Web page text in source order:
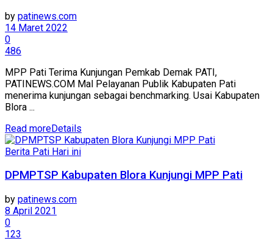
by patinews.com
14 Maret 2022
0
486
MPP Pati Terima Kunjungan Pemkab Demak PATI,
PATINEWS.COM Mal Pelayanan Publik Kabupaten Pati
menerima kunjungan sebagai benchmarking. Usai Kabupaten
Blora ...
Read moreDetails
Berita Pati Hari ini
DPMPTSP Kabupaten Blora Kunjungi MPP Pati
by patinews.com
8 April 2021
0
123